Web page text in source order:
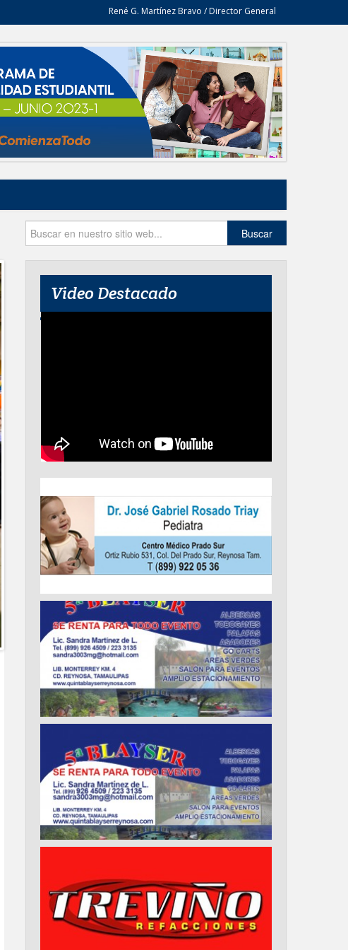
René G. Martínez Bravo / Director General
Buscar
Video Destacado